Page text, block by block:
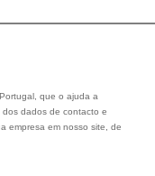
que o ajuda a
dados de contacto e
empresa em nosso site, de